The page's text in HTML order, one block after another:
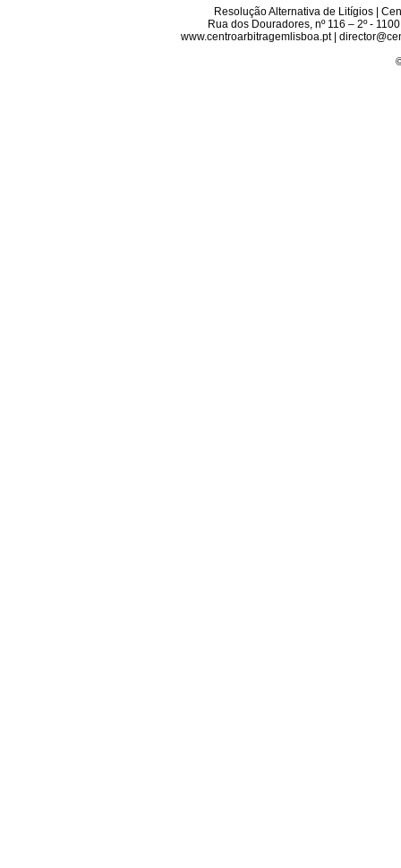
Resolução Alternativa de Litígios |
Rua dos Douradores, nº 116 – 2º -
www.centroarbitragemlisboa.pt |